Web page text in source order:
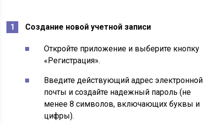
Создание новой учетной записи
Откройте приложение и выберите кнопку
«Регистрация».
Введите действующий адрес электронной
почты и создайте надежный пароль (не
менее 8 символов, включающих буквы и
цифры).